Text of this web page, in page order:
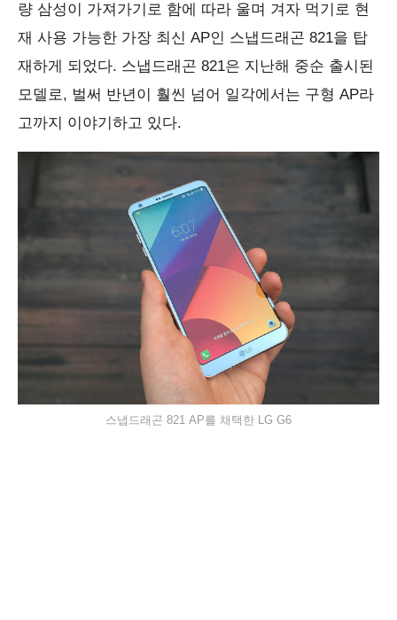
량 삼성이 가져가기로 함에 따라 울며 겨자 먹기로 현
재 사용 가능한 가장 최신 AP인 스냅드래곤 821을 탑
재하게 되었다. 스냅드래곤 821은 지난해 중순 출시된
모델로, 벌써 반년이 훨씬 넘어 일각에서는 구형 AP라
고까지 이야기하고 있다.
스냅드래곤 821 AP를 채택한 LG G6